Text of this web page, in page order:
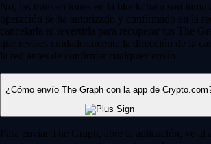
No, las transacciones en la blockchain son
operación se ha autorizado y confirmado en la
cancelarla ni revertirla para recuperar tus The
que revises cuidadosamente la dirección de la
la red antes de confirmar cualquier envío.
¿Cómo envío The Graph con la app de
Para enviar The Graph, abre la aplicación, ve al